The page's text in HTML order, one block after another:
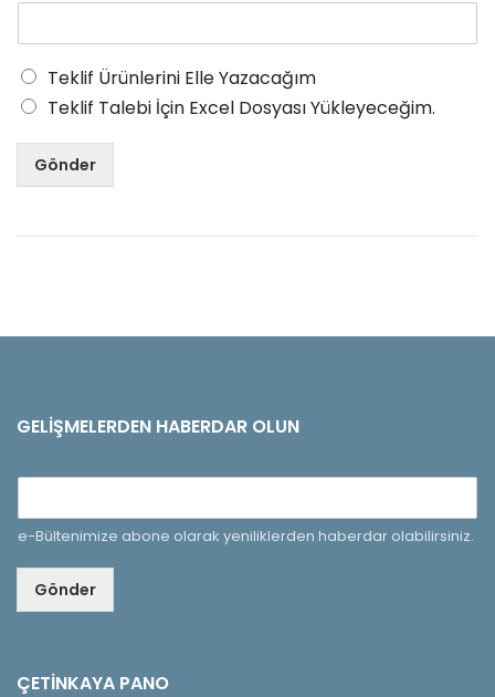
Teklif Ürünlerini Elle Yazacağım
Teklif Talebi İçin Excel Dosyası Yükleyeceğim.
Gönder
GELIŞMELERDEN HABERDAR OLUN
e-Bültenimize abone olarak yeniliklerden haberdar olabilirsiniz.
Gönder
ÇETINKAYA PANO